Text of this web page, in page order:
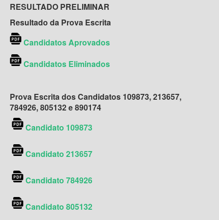
RESULTADO PRELIMINAR
Resultado da Prova Escrita
Candidatos Aprovados
Candidatos Eliminados
Prova Escrita dos Candidatos 109873, 213657,
784926, 805132 e 890174
Candidato 109873
Candidato 213657
Candidato 784926
Candidato 805132